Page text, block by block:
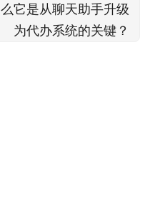
么它是从聊天助手升级
为代办系统的关键？